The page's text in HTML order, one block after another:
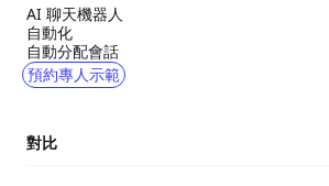
AI 聊天機器人
自動化
自動分配會話
預約專人示範
對比